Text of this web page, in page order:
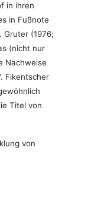
in ihren
in Fußnote
Gruter (1976;
(nicht nur
Nachweise
Fikentscher
Titel von
von